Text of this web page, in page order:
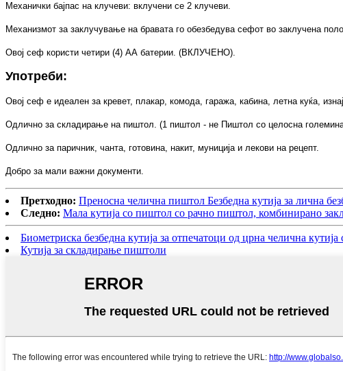
Механички бајпас на клучеви: вклучени се 2 клучеви.
Механизмот за заклучување на бравата го обезбедува сефот во заклучена
Овој сеф користи четири (4) АА батерии. (ВКЛУЧЕНО).
Употреби:
Овој сеф е идеален за кревет, плакар, комода, гаража, кабина, летна куќа,
Одлично за складирање на пиштол. (1 пиштол - не Пиштол со целосна
Одлично за паричник, чанта, готовина, накит, муниција и лекови на рецепт.
Добро за мали важни документи.
Претходно: Преносна челична пиштол Безбедна кутија за лична
Следно: Мала кутија со пиштол со рачно пиштол, комбинирано
Биометриска безбедна кутија за отпечатоци од црна челична кутија
Кутија за складирање пиштоли